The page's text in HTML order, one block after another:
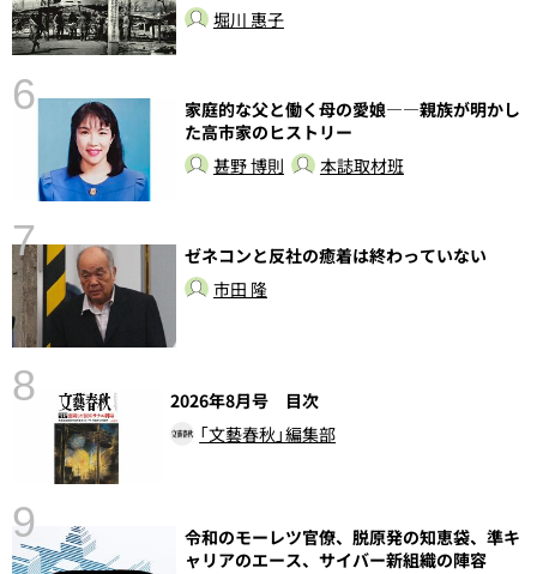
堀川 惠子
6
家庭的な父と働く母の愛娘――親族が明かし
た高市家のヒストリー
甚野 博則
本誌取材班
7
ゼネコンと反社の癒着は終わっていない
市田 隆
8
2026年8月号 目次
「文藝春秋」編集部
9
令和のモーレツ官僚、脱原発の知恵袋、準キ
ャリアのエース、サイバー新組織の陣容